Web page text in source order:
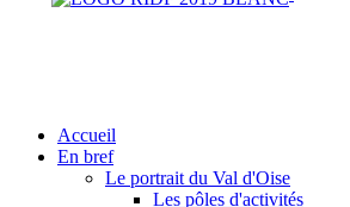
Accueil
En bref
Le portrait du Val d'Oise
Les pôles d'activités